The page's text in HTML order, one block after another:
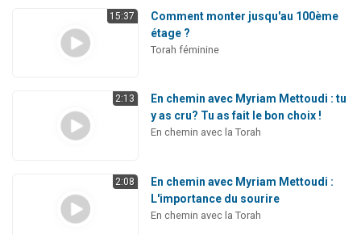
15:37
Comment monter jusqu'au 100ème
étage ?
Torah féminine
2:13
En chemin avec Myriam Mettoudi : tu
y as cru? Tu as fait le bon choix !
En chemin avec la Torah
2:08
En chemin avec Myriam Mettoudi :
L'importance du sourire
En chemin avec la Torah